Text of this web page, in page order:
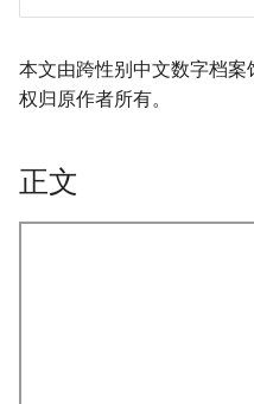
本文由跨性别中文数字档
权归原作者所有。
正文